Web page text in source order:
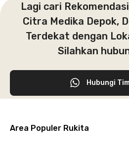
Lagi cari
Citra Medika Depok,
Terdekat dengan
Silahkan
Hubungi
Area Populer Rukita